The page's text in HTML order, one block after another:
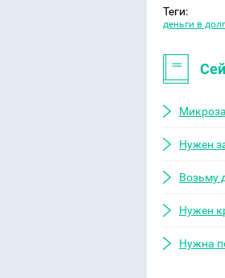
Теги:
деньги в долг
Нужен
Возьму
Нужен
Нужна